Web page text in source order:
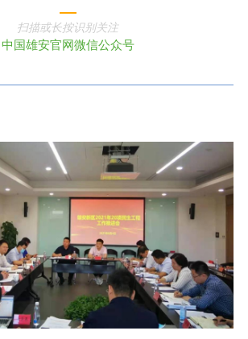
扫描或长按识别关注
中国雄安官网微信公众号